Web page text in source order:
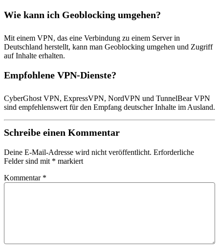
Wie kann ich Geoblocking umgehen?
Mit einem VPN, das eine Verbindung zu einem Server in
Deutschland herstellt, kann man Geoblocking umgehen und Zugriff
auf Inhalte erhalten.
Empfohlene VPN-Dienste?
CyberGhost VPN, ExpressVPN, NordVPN und TunnelBear VPN
sind empfehlenswert für den Empfang deutscher Inhalte im Ausland.
Schreibe einen Kommentar
Deine E-Mail-Adresse wird nicht veröffentlicht. Erforderliche
Felder sind mit * markiert
Kommentar *